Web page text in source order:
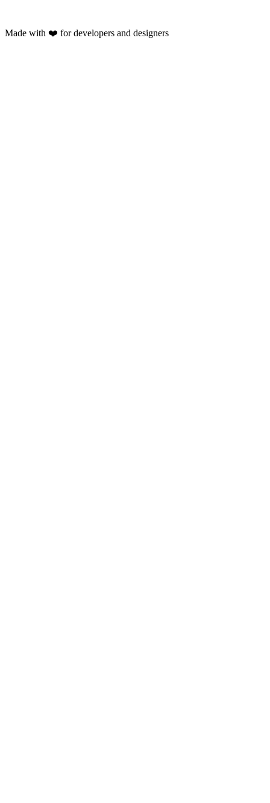
Made with ❤️ for developers and designers